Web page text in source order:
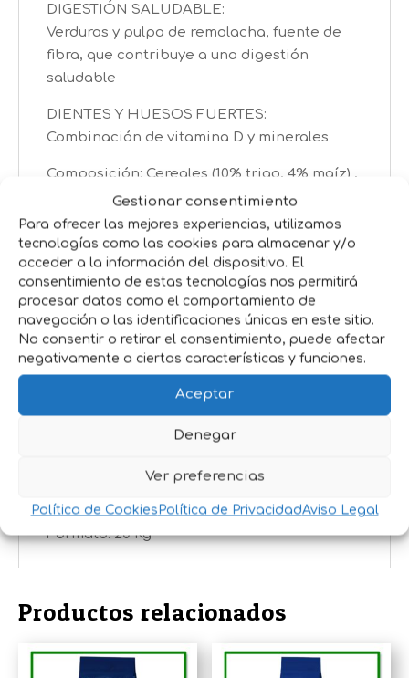
Gestionar consentimiento
Para ofrecer las mejores experiencias, utilizamos
tecnologías como las cookies para almacenar y/o
acceder a la información del dispositivo. El
consentimiento de estas tecnologías nos permitirá
procesar datos como el comportamiento de
navegación o las identificaciones únicas en este sitio.
No consentir o retirar el consentimiento, puede afectar
negativamente a ciertas características y funciones.
Aceptar
Denegar
Ver preferencias
Política de Cookies Política de PrivacidadAviso Legal
DIGESTIÓN SALUDABLE:
Verduras y pulpa de remolacha, fuente de
fibra, que contribuye a una digestión
saludable
DIENTES Y HUESOS FUERTES:
Combinación de vitamina D y minerales
Composición: Cereales (10% trigo, 4% maíz) ,
subproductos de origen vegetal (2,5% pulpa
de remolacha) , carnes y subproductos
animales (4% proteínas deshidratadas de
buey) , aceites y grasas , sustancias
minerales , verduras (1% guisantes
deshidratados, equivalente a un 4% de
guisantes frescos, 0,05% zanahoria
deshidratada, equivalente a un 0,4% de
zanahoria frescas).
Modo de Empleo: El producto debe ser
administrado en forma seca. Deje siempre
Formato: 20 Kg
Productos relacionados